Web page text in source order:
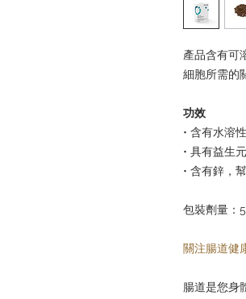
產品含有可
細胞所需的
功效
• 含有水溶
• 具有益生
• 含有鋅，
包裝劑量：
關注腸道健
腸道是您身